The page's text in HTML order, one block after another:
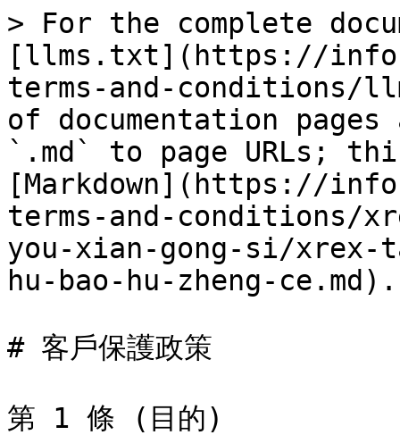
> For the complete
[llms.txt](https://
terms-and-conditions/
of documentation
`.md` to page URLs;
[Markdown](https://
terms-and-conditions/
you-xian-gong-si/xrex-
hu-bao-hu-zheng-ce.md).
# 客戶保護政策
第 1 條 (目的)